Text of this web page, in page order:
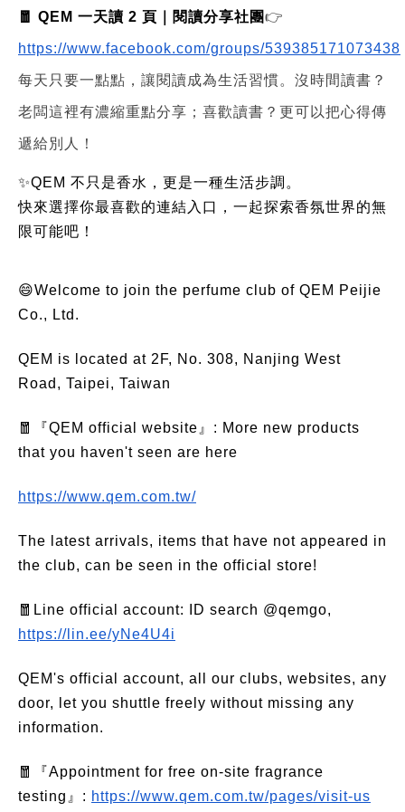
🧧 QEM 一天讀 2 頁｜閱讀分享社團👉
https://www.facebook.com/groups/539385171073438
每天只要一點點，讓閱讀成為生活習慣。沒時間讀書？
老闆這裡有濃縮重點分享；喜歡讀書？更可以把心得傳
遞給別人！
✨QEM 不只是香水，更是一種生活步調。
快來選擇你最喜歡的連結入口，一起探索香氛世界的無
限可能吧！
😄Welcome to join the perfume club of QEM Peijie
Co., Ltd.
QEM is located at 2F, No. 308, Nanjing West
Road, Taipei, Taiwan
🧧『QEM official website』: More new products
that you haven't seen are here
https://www.qem.com.tw/
The latest arrivals, items that have not appeared in
the club, can be seen in the official store!
🧧Line official account: ID search @qemgo,
https://lin.ee/yNe4U4i
QEM's official account, all our clubs, websites, any
door, let you shuttle freely without missing any
information.
🧧『Appointment for free on-site fragrance
testing』: https://www.qem.com.tw/pages/visit-us